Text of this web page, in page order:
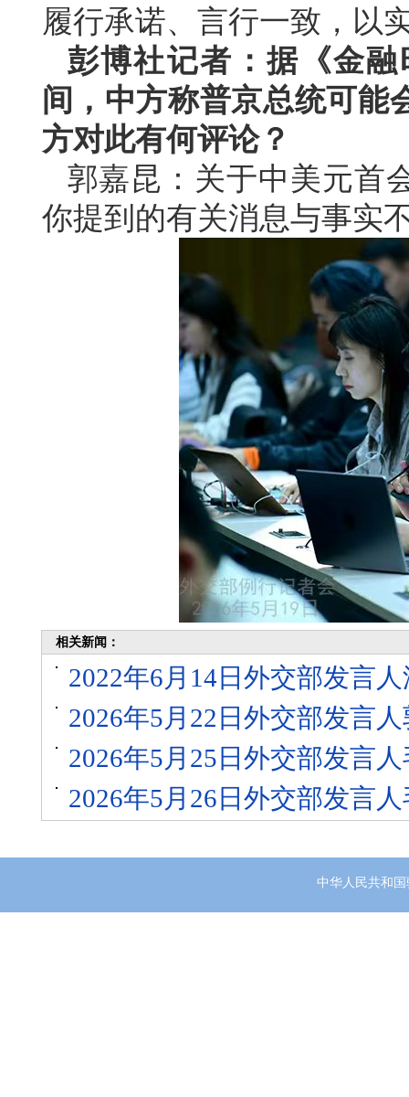
履行承诺、言行一致，以
彭博社记者：据《金
间，中方称普京总统可能
方对此有何评论？
郭嘉昆：关于中美元首
你提到的有关消息与事实
相关新闻：
2022年6月14日外交部发言
2026年5月22日外交部发言
2026年5月25日外交部发言
2026年5月26日外交部发言
中华人民共和